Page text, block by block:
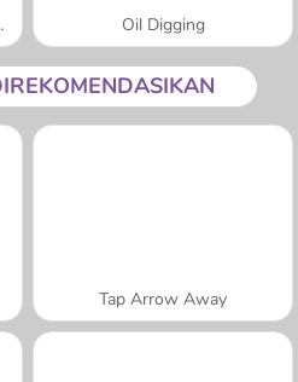
Game Oil Digging
Tap Arrow Away